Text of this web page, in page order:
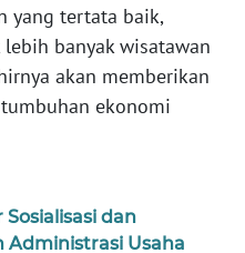
yang tertata baik,
banyak wisatawan
akan memberikan
ekonomi
dan
Administrasi Usaha